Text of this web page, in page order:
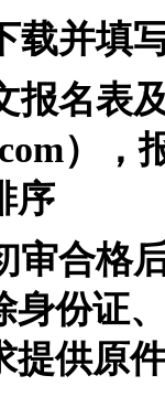
并填
名表
）
序
合格
身份证
提供原